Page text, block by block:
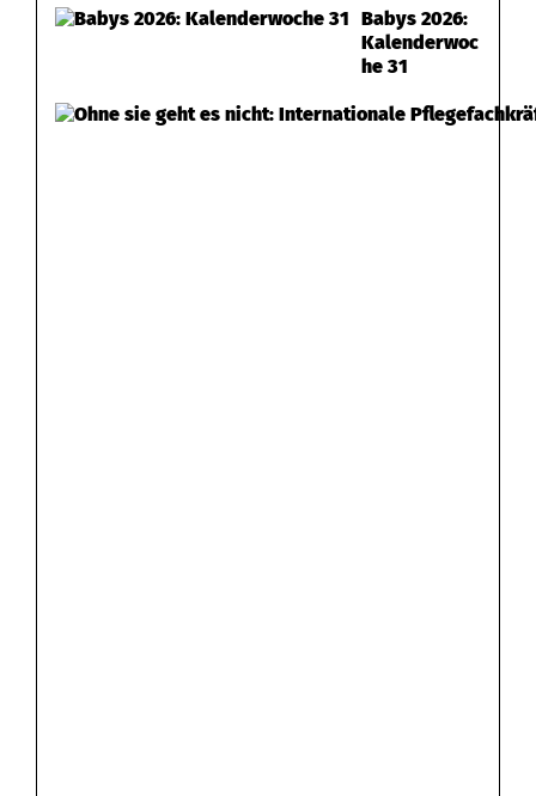
Babys 2026:
Kalenderwoc
he 31